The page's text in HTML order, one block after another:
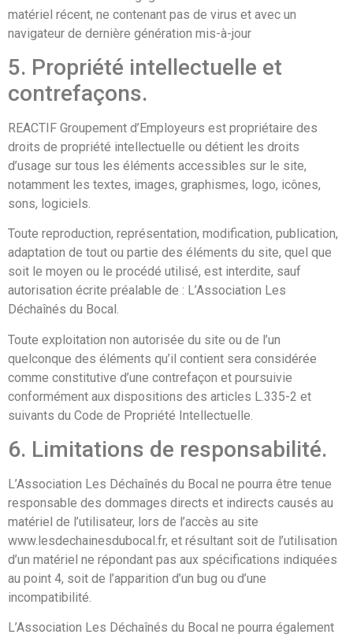
matériel récent, ne contenant pas de virus et avec un
navigateur de dernière génération mis-à-jour
5. Propriété intellectuelle et
contrefaçons.
REACTIF Groupement d’Employeurs est propriétaire des
droits de propriété intellectuelle ou détient les droits
d’usage sur tous les éléments accessibles sur le site,
notamment les textes, images, graphismes, logo, icônes,
sons, logiciels.
Toute reproduction, représentation, modification, publication,
adaptation de tout ou partie des éléments du site, quel que
soit le moyen ou le procédé utilisé, est interdite, sauf
autorisation écrite préalable de : L’Association Les
Déchaînés du Bocal.
Toute exploitation non autorisée du site ou de l’un
quelconque des éléments qu’il contient sera considérée
comme constitutive d’une contrefaçon et poursuivie
conformément aux dispositions des articles L.335-2 et
suivants du Code de Propriété Intellectuelle.
6. Limitations de responsabilité.
L’Association Les Déchaînés du Bocal ne pourra être tenue
responsable des dommages directs et indirects causés au
matériel de l’utilisateur, lors de l’accès au site
www.lesdechainesdubocal.fr, et résultant soit de l’utilisation
d’un matériel ne répondant pas aux spécifications indiquées
au point 4, soit de l’apparition d’un bug ou d’une
incompatibilité.
L’Association Les Déchaînés du Bocal ne pourra également